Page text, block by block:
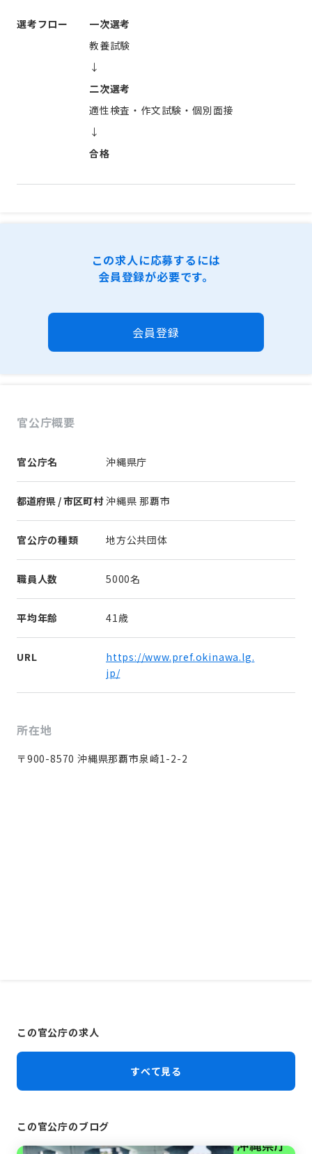
選考フロー
一次選考
教養試験
↓
二次選考
適性検査・作文試験・個別面接
↓
合格
この求人に応募するには
会員登録が必要です。
会員登録
官公庁概要
官公庁名 沖縄県庁
都道府県 / 市区町村 沖縄県 那覇市
官公庁の種類 地方公共団体
職員人数 5000名
平均年齢 41歳
URL
https://www.pref.okinawa.lg.
jp/
所在地
〒900-8570 沖縄県那覇市泉崎1-2-2
この官公庁の求人
すべて見る
この官公庁のブログ